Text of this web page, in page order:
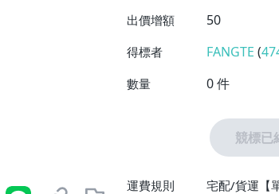
出價增額
50
得標者 FANGTE (
數量 0件
競標已
運費規則
宅配/貨運【